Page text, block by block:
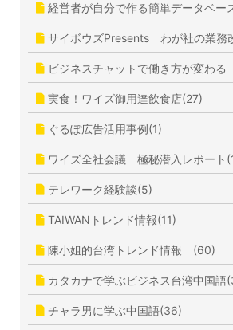
経営者が自分で作る簡単データベー
サイボウズPresents わが社の業務
ビジネスチャットで働き方が変わ
実食！ワイズ御用達飲食店(27)
ぐるぽ広告活用事例(1)
ワイズ全社会議 極秘潜入レポート
テレワーク経験談(5)
TAIWANトレンド情報(11)
陳小姐的台湾トレンド情報 (60)
カタカナで学ぶビジネス台湾中国語
チャラ男に学ぶ中国語(36)